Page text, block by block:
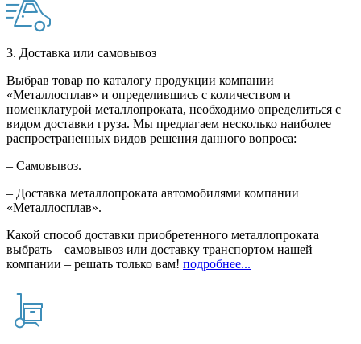
3. Доставка или самовывоз
Выбрав товар по каталогу продукции компании
«Металлосплав» и определившись с количеством и
номенклатурой металлопроката, необходимо определиться с
видом доставки груза. Мы предлагаем несколько наиболее
распространенных видов решения данного вопроса:
– Самовывоз.
– Доставка металлопроката автомобилями компании
«Металлосплав».
Какой способ доставки приобретенного металлопроката
выбрать – самовывоз или доставку транспортом нашей
компании – решать только вам! подробнее...